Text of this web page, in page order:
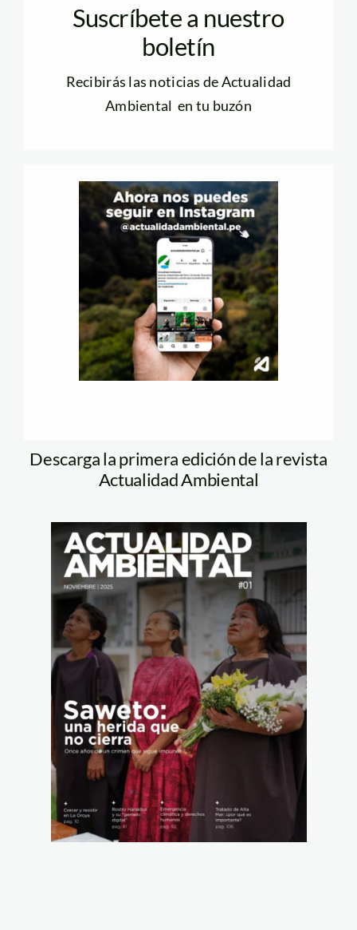
Suscríbete a nuestro
boletín
Recibirás las noticias de Actualidad
Ambiental en tu buzón
Descarga la primera edición de la revista
Actualidad Ambiental